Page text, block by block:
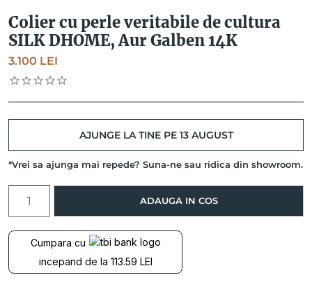
Colier cu perle veritabile de cultura
SILK DHOME, Aur Galben 14K
3.100 LEI
AJUNGE LA TINE PE 13 AUGUST
*Vrei sa ajunga mai repede? Suna-ne sau ridica din showroom.
Colier
cu
perle
veritabile
ADAUGA IN COS
Cumpara cu
incepand de la 113.59 LEI